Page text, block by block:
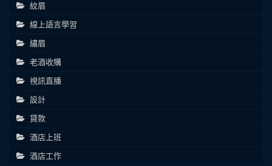
紋眉
線上語言學習
繡眉
老酒收購
視訊直播
設計
貸款
酒店上班
酒店工作